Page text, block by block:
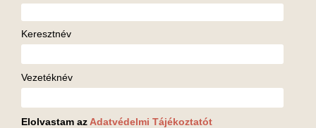
Keresztnév
Vezetéknév
Elolvastam az Adatvédelmi Tájékoztatót